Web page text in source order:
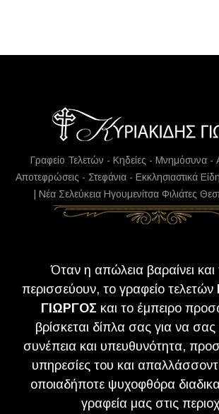
Γραφείο Τελετών - Κηδείες - Μνημόσυνα -
Αποτεφρώσεις - Στεφάνια - Εκκλησιαστικά
| Νέα Σελεύκεια Ηγουμενίτσα Φιλιάτες
Όταν η απώλεια βαραίνει και
περισσεύουν, το γραφείο τελετών
ΓΙΩΡΓΟΣ και το έμπειρο
βρίσκεται δίπλα σας για να σας
συνέπεια και υπευθυνότητα,
υπηρεσίες του και
οποιαδήποτε ψυχοφθόρα
γραφεία μας στις